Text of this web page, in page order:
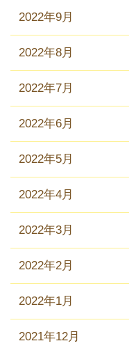
2022年9月
2022年8月
2022年7月
2022年6月
2022年5月
2022年4月
2022年3月
2022年2月
2022年1月
2021年12月